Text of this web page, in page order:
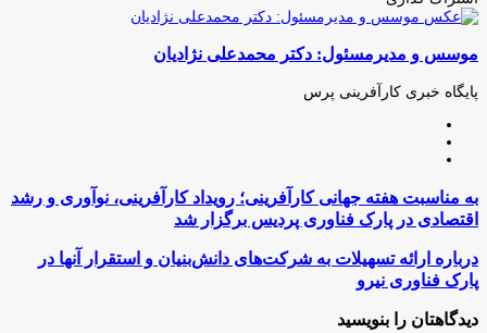
فیس
توئیتر
لینکدین
واتس
تلگرام
اشتراک
از
ایمیل
چاپ
موسس و مدیرمسئول: دکتر محمدعلی نژادیان
پایگاه خبری کارآفرینی پرس
به
مناسبت
هفته
جهانی
کارآفرینی؛
رویداد
کارآفرینی،
نوآوری
به مناسبت هفته جهانی کارآفرینی؛ رویداد کارآفرینی، نوآوری و رشد
اقتصادی در پارک فناوری پردیس برگزار شد
درباره
ارائه
تسهیلات
درباره ارائه تسهیلات به شرکت‌های دانش‌بنیان و استقرار آنها در
پارک فناوری نیرو
دیدگاهتان را بنویسید